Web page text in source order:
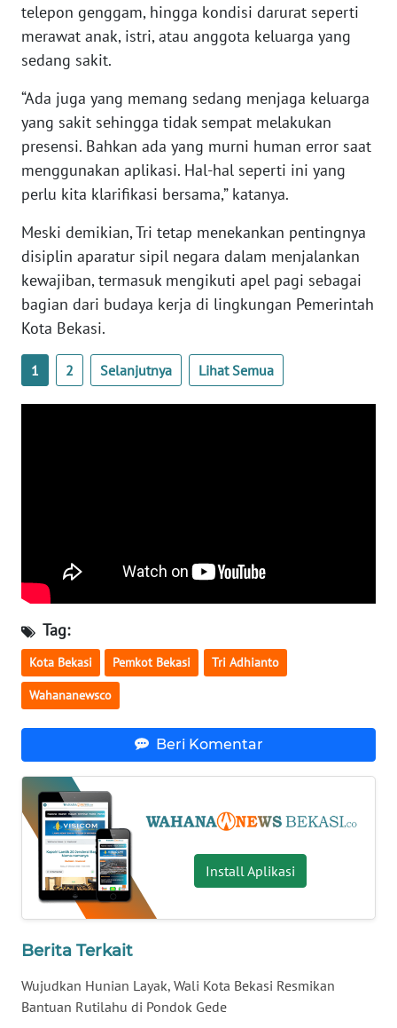
telepon genggam, hingga kondisi darurat seperti
merawat anak, istri, atau anggota keluarga yang
sedang sakit.
“Ada juga yang memang sedang menjaga keluarga
yang sakit sehingga tidak sempat melakukan
presensi. Bahkan ada yang murni human error saat
menggunakan aplikasi. Hal-hal seperti ini yang
perlu kita klarifikasi bersama,” katanya.
Meski demikian, Tri tetap menekankan pentingnya
disiplin aparatur sipil negara dalam menjalankan
kewajiban, termasuk mengikuti apel pagi sebagai
bagian dari budaya kerja di lingkungan Pemerintah
Kota Bekasi.
1 2 Selanjutnya Lihat Semua
Tag:
Kota Bekasi Pemkot Bekasi Tri Adhianto
Wahananewsco
Beri Komentar
Install Aplikasi
Berita Terkait
Wujudkan Hunian Layak, Wali Kota Bekasi Resmikan
Bantuan Rutilahu di Pondok Gede
WN
SUMSEL
BENGKULU
WN
LAMPUNG
JATENG
WN
NUSANTARA
JOGJA
WN
KALBAR
WN
KALTENG
WN
KALTARA
WN
KALTIM
WN
SULSEL
GORONTALO
WN